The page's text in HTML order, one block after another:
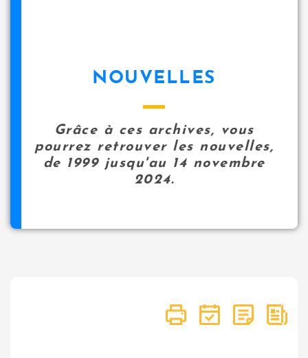
NOUVELLES
Grâce à ces archives, vous
pourrez retrouver les nouvelles,
de 1999 jusqu'au 14 novembre
2024.